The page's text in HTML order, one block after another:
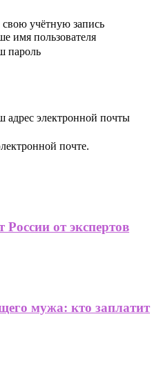
учётную запись
имя пользователя
пароль
адрес электронной почты
почте.
от экспертов
мужа: кто заплатит